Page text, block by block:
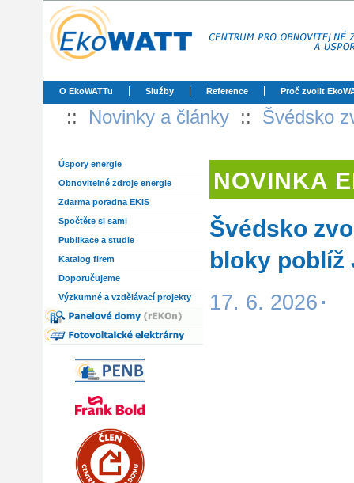
O EkoWATTu Služby Reference Proč zvolit
:: Novinky a články :: Švédsko
Úspory energie
Obnovitelné zdroje energie
Zdarma poradna EKIS
Spočtěte si sami
Publikace a studie
Katalog firem
Doporučujeme
Výzkumné a vzdělávací projekty
NOVINKA
Švédsko
bloky poblíž
17. 6. 2026